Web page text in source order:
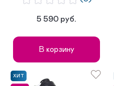
5 590 руб.
В корзину
ХИТ